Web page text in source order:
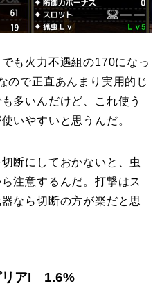
も火力不遇組の170になっ
ので正直あんまり実用的じ
多いんだけど、これ使う
いやすいと思うんだ。
断にしておかないと、虫
注意するんだ。打撃はス
なら切断の方が楽だと思
リアI 1.6%